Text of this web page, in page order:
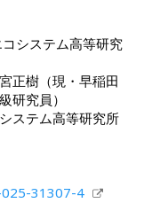
システム高等研究
正樹（現・早稲田
研究員）
ステム高等研究所
31307-4